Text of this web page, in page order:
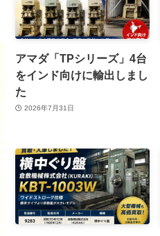
アマダ「TPシリーズ」4台
をインド向けに輸出しまし
た
2026年7月31日